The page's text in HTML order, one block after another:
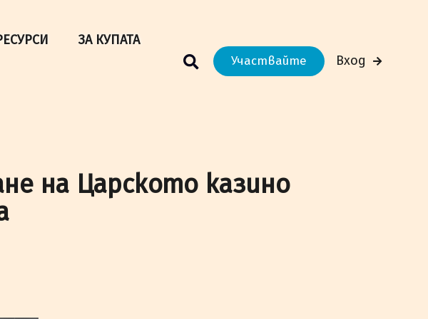
ЗА КУПАТА
Участвайте Вход
на Царското казино